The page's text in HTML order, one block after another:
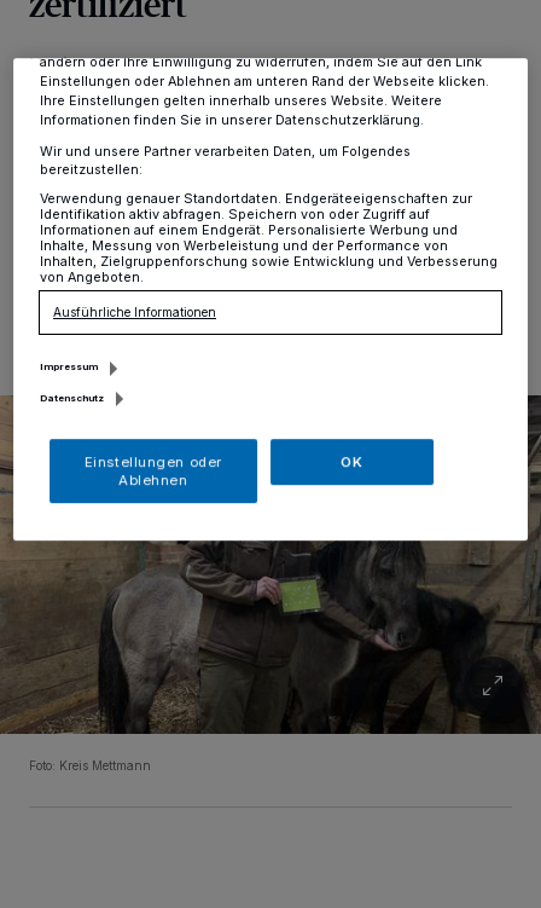
Kreis·Das Wildgehege im Neandertal darf sich jetzt
offiziell als bio-zertifizierter Betrieb bezeichnen. 2018
haben die Mitarbeiter des Wildgeheges damit
Betrieben mussten die Hegemeister nicht so viel
01.02.2021 , 12:06 Uhr Eine Minute Lesezeit
Foto: Kreis Mettmann
Zwecke. Wenn Tracker deaktiviert sind, sind manche Inhalte und
ändern oder Ihre Einwilligung zu widerrufen, indem Sie auf den Link
Einstellungen oder Ablehnen am unteren Rand der Webseite klicken.
Ihre Einstellungen gelten innerhalb unseres Website. Weitere
Informationen finden Sie in unserer Datenschutzerklärung.
Wir und unsere Partner verarbeiten Daten, um Folgendes
bereitzustellen:
Verwendung genauer Standortdaten. Endgeräteeigenschaften zur
Identifikation aktiv abfragen. Speichern von oder Zugriff auf
Informationen auf einem Endgerät. Personalisierte Werbung und
Inhalte, Messung von Werbeleistung und der Performance von
Inhalten, Zielgruppenforschung sowie Entwicklung und Verbesserung
von Angeboten.
Ausführliche Informationen
Impressum
Datenschutz
Einstellungen oder
Ablehnen
OK